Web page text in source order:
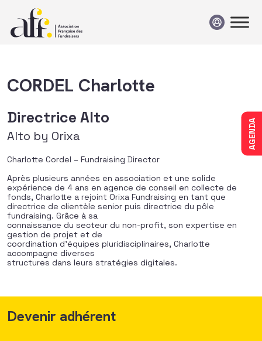
AGENDA
CORDEL Charlotte
Directrice Alto
Alto by Orixa
Charlotte Cordel – Fundraising Director
Après plusieurs années en association et une solide
expérience de 4 ans en agence de conseil en collecte de
fonds, Charlotte a rejoint Orixa Fundraising en tant que
directrice de clientèle senior puis directrice du pôle
fundraising. Grâce à sa
connaissance du secteur du non-profit, son expertise en
gestion de projet et de
coordination d’équipes pluridisciplinaires, Charlotte
accompagne diverses
structures dans leurs stratégies digitales.
Devenir adhérent